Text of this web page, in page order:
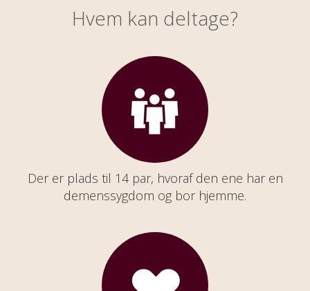
Hvem kan deltage?
Der er plads til 14 par, hvoraf den ene har en
demenssygdom og bor hjemme.